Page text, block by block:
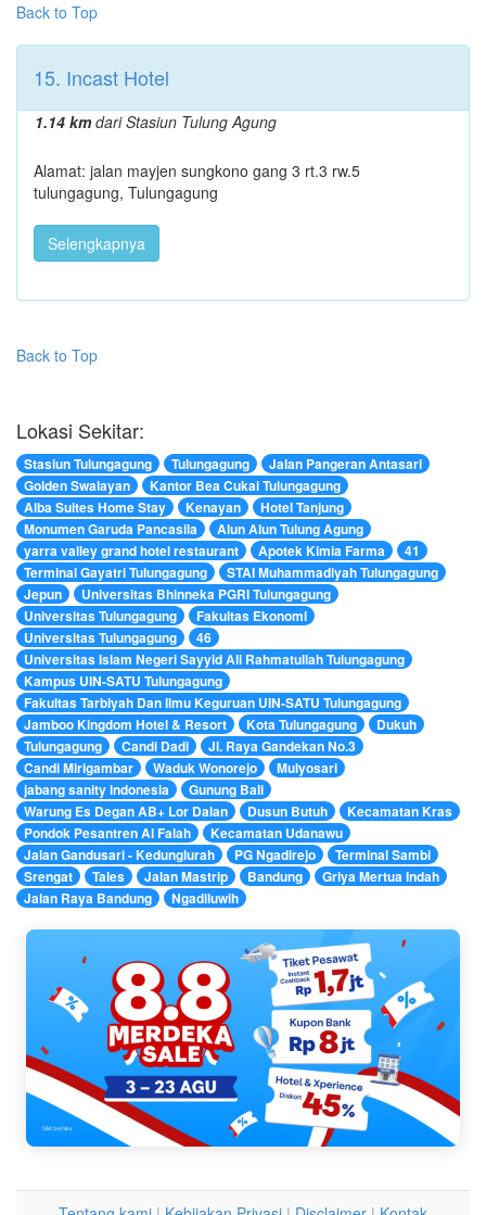
Back to Top
15. Incast Hotel
1.14 kmdari Stasiun Tulung Agung
Alamat: jalan mayjen sungkono gang 3 rt.3 rw.5
tulungagung, Tulungagung
Selengkapnya
Back to Top
Lokasi Sekitar:
Stasiun Tulungagung Tulungagung
Jalan Pangeran Antasari
Golden Swalayan
Kantor Bea Cukai Tulungagung
Alba Suites Home Stay
Kenayan
Hotel Tanjung
Monumen Garuda Pancasila
Alun Alun Tulung Agung
yarra valley grand hotel restaurant
Apotek Kimia Farma
41
Terminal Gayatri Tulungagung
STAI Muhammadiyah Tulungagung
Jepun
Universitas Bhinneka PGRI Tulungagung
Universitas Tulungagung
Fakultas Ekonomi
Universitas Tulungagung
46
Universitas Islam Negeri Sayyid Ali Rahmatullah Tulungagung
Kampus UIN-SATU Tulungagung
Fakultas Tarbiyah Dan Ilmu Keguruan UIN-SATU Tulungagung
Jamboo Kingdom Hotel & Resort
Kota Tulungagung
Dukuh
Tulungagung
Candi Dadi
Jl. Raya Gandekan No.3
Candi Mirigambar
Waduk Wonorejo
Mulyosari
jabang sanity indonesia
Gunung Bali
Warung Es Degan AB+ Lor Dalan
Dusun Butuh
Kecamatan Kras
Pondok Pesantren Al Falah
Kecamatan Udanawu
Jalan Gandusari - Kedunglurah
PG Ngadirejo
Terminal Sambi
Srengat
Tales Jalan Mastrip Bandung
Griya Mertua Indah
Jalan Raya Bandung
Ngadiluwih